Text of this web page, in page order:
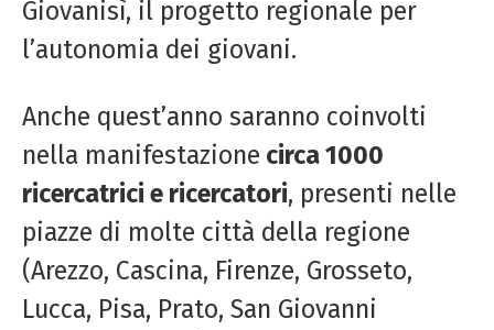
Giovanisì, il progetto regionale per
l’autonomia dei giovani.
Anche quest’anno saranno coinvolti
nella manifestazione circa 1000
ricercatrici e ricercatori, presenti nelle
piazze di molte città della regione
(Arezzo, Cascina, Firenze, Grosseto,
Lucca, Pisa, Prato, San Giovanni